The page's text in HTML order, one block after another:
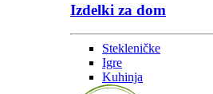
Izdelki za dom
Stekleničke
Igre
Kuhinja